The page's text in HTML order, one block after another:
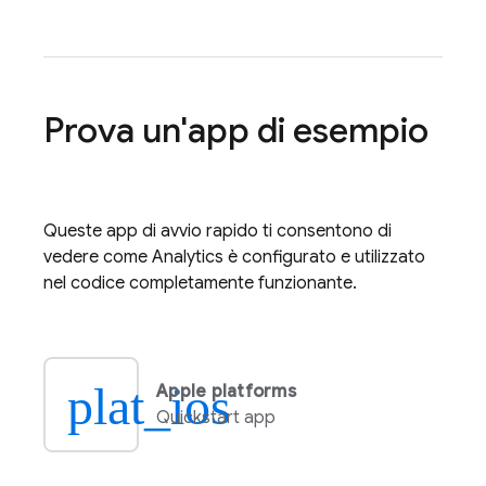
Prova un'app di esempio
Queste app di avvio rapido ti consentono di
vedere come Analytics è configurato e utilizzato
nel codice completamente funzionante.
plat_ios
Apple platforms
Quickstart app